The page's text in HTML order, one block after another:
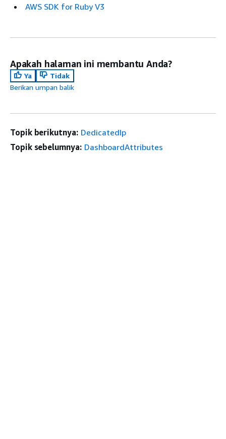
AWS SDK for Ruby V3
Apakah halaman ini membantu Anda?
Ya
Tidak
Berikan umpan balik
Topik berikutnya: DedicatedIp
Topik sebelumnya: DashboardAttributes